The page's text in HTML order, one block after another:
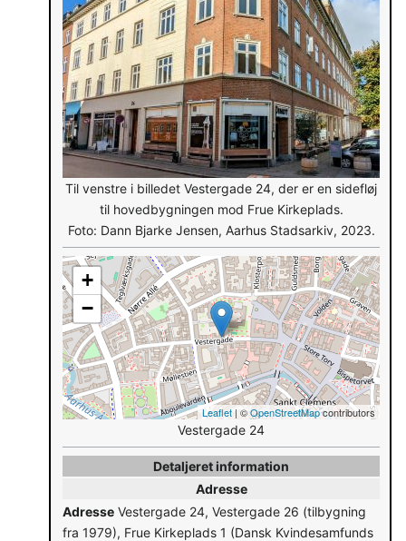
Til venstre i billedet Vestergade 24, der er en sidefløj
til hovedbygningen mod Frue Kirkeplads.
Foto: Dann Bjarke Jensen, Aarhus Stadsarkiv, 2023.
+
−
Leaflet | ©OpenStreetMapcontributors
Vestergade 24
Detaljeret information
Adresse
Adresse Vestergade 24, Vestergade 26 (tilbygning
fra 1979), Frue Kirkeplads 1 (Dansk Kvindesamfunds